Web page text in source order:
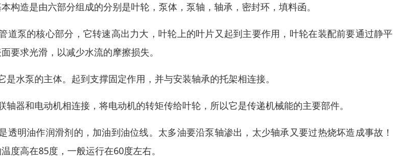
构造是由六部分组成的分别是叶轮，泵体，泵轴，轴承，密封环，填料函。
道泵的核心部分，它转速高出力大，叶轮上的叶片又起到主要作用，叶轮在装配前要通过静
要求光滑，以减少水流的摩擦损失。
是水泵的主体。起到支撑固定作用，并与安装轴承的托架相连接。
轴器和电动机相连接，将电动机的转矩传给叶轮，所以它是传递机械能的主要部件。
透明油作润滑剂的，加油到油位线。太多油要沿泵轴渗出，太少轴承又要过热烧坏造成事故
度高在85度，一般运行在60度左右。